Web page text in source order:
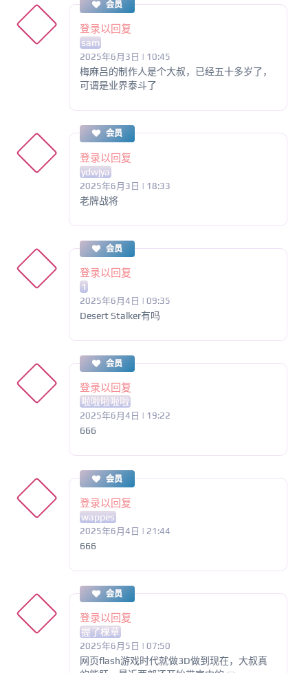
会员
登录以回复
sam
2025年6月3日 | 10:45
梅麻吕的制作人是个大叔，已经五十多岁了，
可谓是业界泰斗了
会员
登录以回复
ydwjya
2025年6月3日 | 18:33
老牌战将
会员
登录以回复
1
2025年6月4日 | 09:35
Desert Stalker有吗
会员
登录以回复
啦啦啦啦啦
2025年6月4日 | 19:22
666
会员
登录以回复
wappes
2025年6月4日 | 21:44
666
会员
登录以回复
握了棵草
2025年6月5日 | 07:50
网页flash游戏时代就做3D做到现在，大叔真